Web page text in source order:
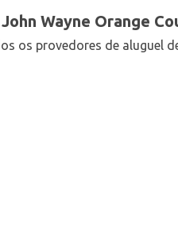
Wayne Orange
os provedores de aluguel